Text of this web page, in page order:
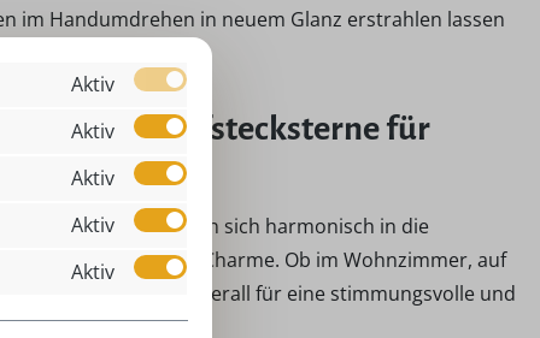
im Handumdrehen in neuem Glanz erstrahlen lassen
Aufstecksterne für
Sie fügen sich harmonisch in die
festlichen Charme. Ob im Wohnzimmer, auf
Sterne sorgen überall für eine stimmungsvolle und
Aktiv
Aktiv
Aktiv
Aktiv
Aktiv